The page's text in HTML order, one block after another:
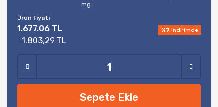
mg
Ürün Fiyatı
1.677,06 TL
1.803,29 TL
%7 indirimde
Sepete Ekle